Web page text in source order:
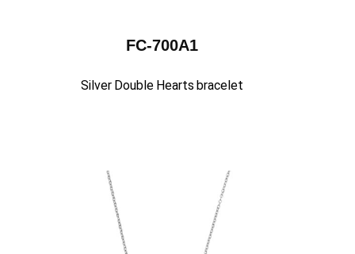
FC-700A1
Silver Double Hearts bracelet